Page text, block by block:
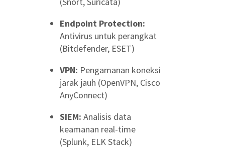
Endpoint Protection:
Antivirus untuk perangkat
(Bitdefender, ESET)
VPN: Pengamanan koneksi
jarak jauh (OpenVPN, Cisco
AnyConnect)
SIEM: Analisis data
keamanan real-time
(Splunk, ELK Stack)